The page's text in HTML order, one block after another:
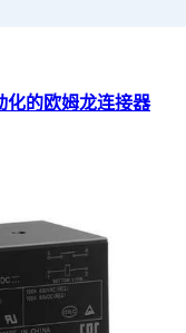
化的欧姆龙连接器